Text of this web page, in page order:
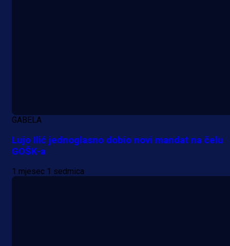
A Selekcija
Lukić seli u Bundesligu? Dva
GABELA
Lujo Ilić jednoglasno dobio novi mandat na čelu
GOŠK-a
1 mjesec 1 sedmica